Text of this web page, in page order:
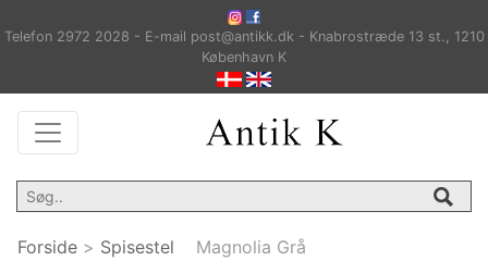
Telefon 2972 2028 - E-mail post@antikk.dk - Knabrostræde 13 st., 1210
København K
Forside > Spisestel
Magnolia Grå